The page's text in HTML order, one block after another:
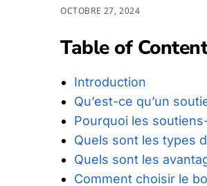
OCTOBRE 27, 2024
Table of
Introduction
Qu’est-ce qu’un
Pourquoi les
Quels sont les types
Quels sont les
Comment choisir le